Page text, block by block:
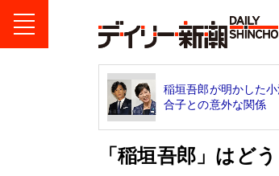
稲垣吾郎が明かした
合子との意外な関係
「稲垣吾郎」はど